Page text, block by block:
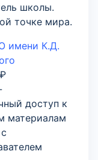
школы.
точке мира.
имени К.Д.
доступ к
материалам